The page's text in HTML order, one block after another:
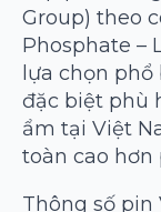
Group) theo
Phosphate –
lựa chọn phổ
đặc biệt phù
ẩm tại Việt
toàn cao hơn
Thông số pin